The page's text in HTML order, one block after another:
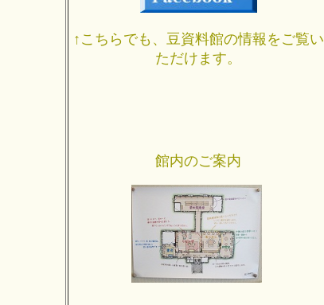
↑こちらでも、豆資料館の情報をご覧い
ただけます。
館内のご案内